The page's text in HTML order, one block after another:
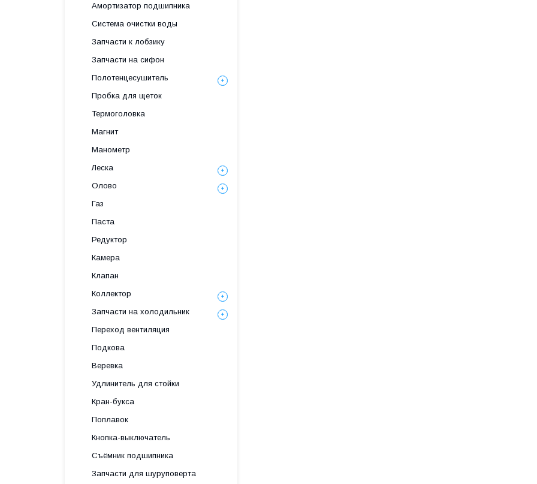
Амортизатор подшипника
Система очистки воды
Запчасти к лобзику
Запчасти на сифон
Полотенцесушитель
Пробка для щеток
Термоголовка
Магнит
Манометр
Леска
Олово
Газ
Паста
Редуктор
Камера
Клапан
Коллектор
Запчасти на холодильник
Переход вентиляция
Подкова
Веревка
Удлинитель для стойки
Кран-букса
Поплавок
Кнопка-выключатель
Съёмник подшипника
Запчасти для шуруповерта